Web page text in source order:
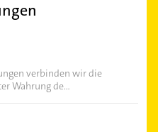
verbinden wir die
Wahrung de...